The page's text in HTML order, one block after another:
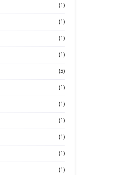
(1)
(1)
(1)
(1)
(5)
(1)
(1)
(1)
(1)
(1)
(1)